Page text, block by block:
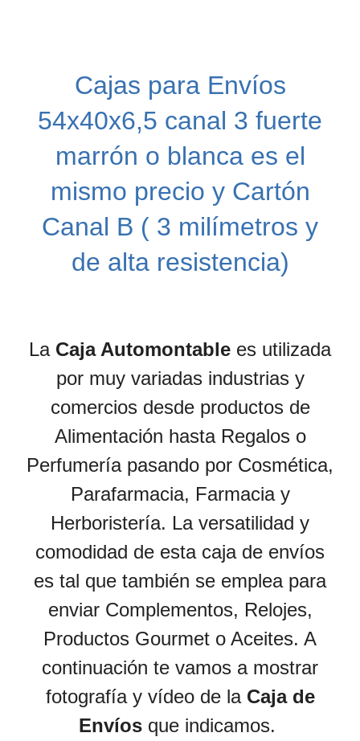
Cajas para Envíos
54x40x6,5 canal 3 fuerte
marrón o blanca es el
mismo precio y Cartón
Canal B ( 3 milímetros y
de alta resistencia)
La Caja Automontable es utilizada
por muy variadas industrias y
comercios desde productos de
Alimentación hasta Regalos o
Perfumería pasando por Cosmética,
Parafarmacia, Farmacia y
Herboristería. La versatilidad y
comodidad de esta caja de envíos
es tal que también se emplea para
enviar Complementos, Relojes,
Productos Gourmet o Aceites. A
continuación te vamos a mostrar
fotografía y vídeo de la Caja de
Envíos que indicamos.